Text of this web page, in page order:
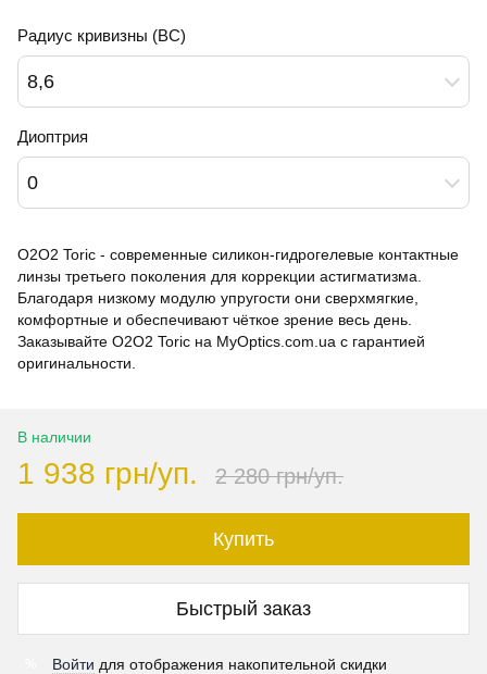
Радиус кривизны (BC)
8,6
Диоптрия
0
O2O2 Toric - современные силикон-гидрогелевые контактные
линзы третьего поколения для коррекции астигматизма.
Благодаря низкому модулю упругости они сверхмягкие,
комфортные и обеспечивают чёткое зрение весь день.
Заказывайте O2O2 Toric на MyOptics.com.ua с гарантией
оригинальности.
В наличии
1 938 грн/уп. 2 280 грн/уп.
Купить
Быстрый заказ
Войти для отображения накопительной скидки